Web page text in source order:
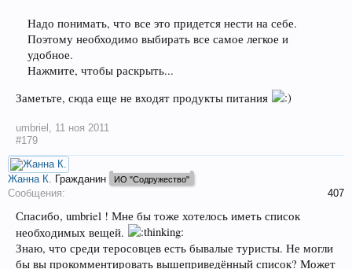
Надо понимать, что все это придется нести на себе.
Поэтому необходимо выбирать все самое легкое и
удобное.
Нажмите, чтобы раскрыть...
Заметьте, сюда еще не входят продукты питания
umbriel , 11 ноя 2011
#179
Жанна К. Гражданин ИО "Содружество"
Сообщения: 407
Спасибо, umbriel ! Мне бы тоже хотелось иметь список
необходимых вещей.
Знаю, что среди теросовцев есть бывалые туристы. Не могли
бы вы прокомментировать вышеприведённый список? Может